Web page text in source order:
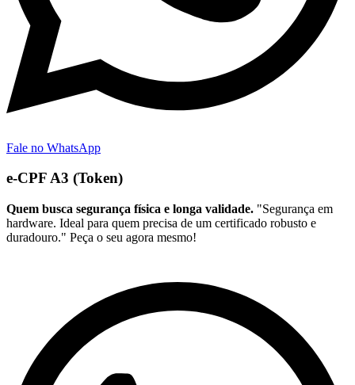
Fale no WhatsApp
e-CPF A3 (Token)
Quem busca segurança física e longa validade. "Segurança em
hardware. Ideal para quem precisa de um certificado robusto e
duradouro." Peça o seu agora mesmo!